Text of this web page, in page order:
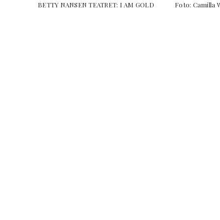
BETTY NANSEN TEATRET: I AM GOLD Foto: